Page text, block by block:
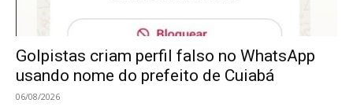
Golpistas criam perfil falso no WhatsApp
usando nome do prefeito de Cuiabá
06/08/2026